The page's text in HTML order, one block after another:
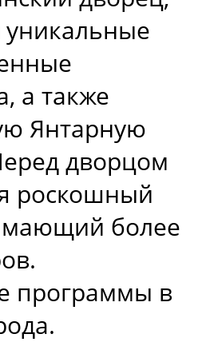
а также
Янтарную
дворцом
роскошный
более
программы в